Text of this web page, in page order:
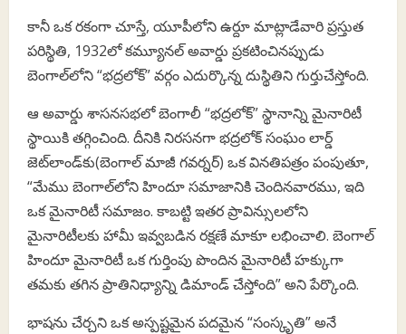
కానీ ఒక రకంగా చూస్తే, యూపీలోని ఉర్దూ మాట్లాడేవారి ప్రస్తుత
పరిస్థితి, 1932లో కమ్యూనల్ అవార్డు ప్రకటించినప్పుడు
బెంగాల్‌లోని “భద్రలోక్” వర్గం ఎదుర్కొన్న దుస్థితిని గుర్తుచేస్తోంది.
ఆ అవార్డు శాసనసభలో బెంగాలీ “భద్రలోక్” స్థానాన్ని మైనారిటీ
స్థాయికి తగ్గించింది. దీనికి నిరసనగా భద్రలోక్ సంఘం లార్డ్
జెట్‌లాండ్‌కు(బెంగాల్ మాజీ గవర్నర్) ఒక వినతిపత్రం పంపుతూ,
“మేము బెంగాల్‌లోని హిందూ సమాజానికి చెందినవారము, ఇది
ఒక మైనారిటీ సమాజం. కాబట్టి ఇతర ప్రావిన్సులలోని
మైనారిటీలకు హామీ ఇవ్వబడిన రక్షణే మాకూ లభించాలి. బెంగాల్
హిందూ మైనారిటీ ఒక గుర్తింపు పొందిన మైనారిటీ హక్కుగా
తమకు తగిన ప్రాతినిధ్యాన్ని డిమాండ్ చేస్తోంది” అని పేర్కొంది.
భాషను చేర్చని ఒక అస్పష్టమైన పదమైన “సంస్కృతి” అనే